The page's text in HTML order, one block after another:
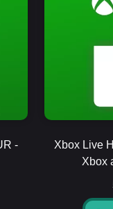
-
Xbox Live
Xbox